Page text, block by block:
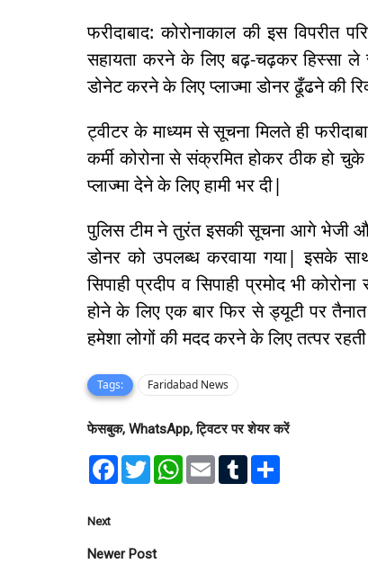
फरीदाबाद: कोरोनाकाल की इस विपरीत
सहायता करने के लिए बढ़-चढ़कर हिस्सा ले
डोनेट करने के लिए प्लाज्मा डोनर ढूँढने की
ट्वीटर के माध्यम से सूचना मिलते ही
कर्मी कोरोना से संक्रमित होकर ठीक हो
प्लाज्मा देने के लिए हामी भर दी|
पुलिस टीम ने तुरंत इसकी सूचना आगे भेजी
डोनर को उपलब्ध करवाया गया| इसके
सिपाही प्रदीप व सिपाही प्रमोद भी
होने के लिए एक बार फिर से ड्यूटी पर
हमेशा लोगों की मदद करने के लिए तत्पर
Tags: Faridabad News
फेसबुक, WhatsApp, ट्विटर पर शेयर करें
F
o
T
w
r
W
E
T
Next
Newer Post